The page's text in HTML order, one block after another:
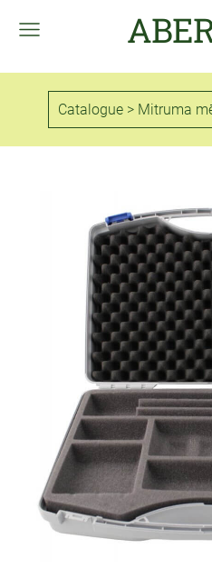
Catalogue > Mitruma